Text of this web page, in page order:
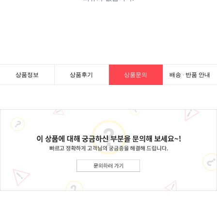
상품정보 상품후기 상품문의 배송 · 반품 안내